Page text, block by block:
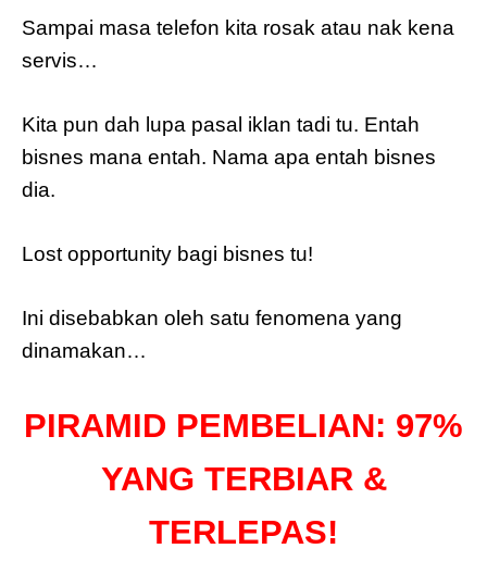
Sampai masa telefon kita rosak atau nak kena
servis…
Kita pun dah lupa pasal iklan tadi tu. Entah
bisnes mana entah. Nama apa entah bisnes
dia.
Lost opportunity bagi bisnes tu!
Ini disebabkan oleh satu fenomena yang
dinamakan…
PIRAMID PEMBELIAN: 97%
YANG TERBIAR &
TERLEPAS!